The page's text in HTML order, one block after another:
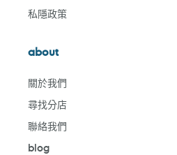
私隱政策
about
關於我們
尋找分店
聯絡我們
blog